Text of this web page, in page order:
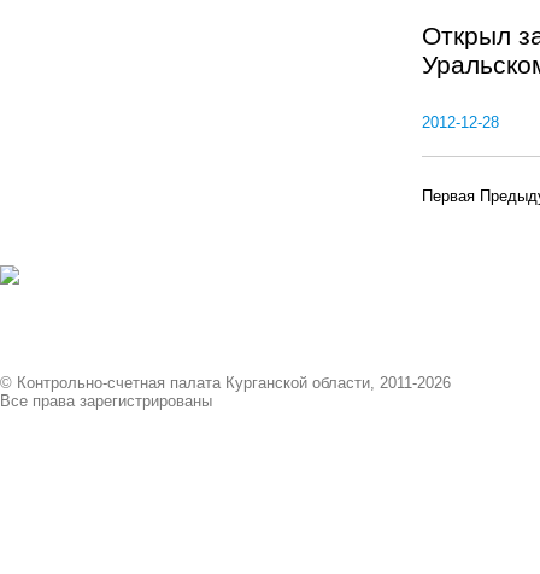
Открыл
2012-12-28
Первая
© Контрольно-счетная палата Курганской области, 2011-2026
Все права зарегистрированы